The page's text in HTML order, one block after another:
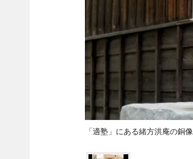
「適塾」にある緒方洪庵の銅像